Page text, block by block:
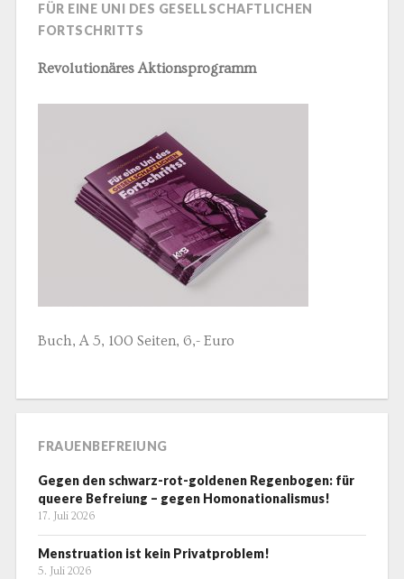
FÜR EINE UNI DES GESELLSCHAFTLICHEN
FORTSCHRITTS
Revolutionäres Aktionsprogramm
Buch, A 5, 100 Seiten, 6,- Euro
FRAUENBEFREIUNG
Gegen den schwarz-rot-goldenen Regenbogen: für
queere Befreiung – gegen Homonationalismus!
17. Juli 2026
Menstruation ist kein Privatproblem!
5. Juli 2026